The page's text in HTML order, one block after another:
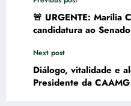
🚨 URGENTE: Marília
candidatura ao
Next post
Diálogo, vitalidade e
Presidente da